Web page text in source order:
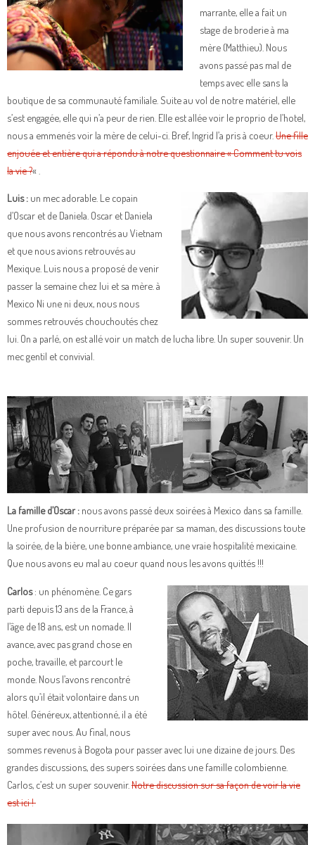
marrante, elle a fait un
stage de broderie à ma
mère (Matthieu). Nous
avons passé pas mal de
temps avec elle sans la
boutique de sa communauté familiale. Suite au vol de notre matériel, elle
s’est engagée, elle qui n’a peur de rien. Elle est allée voir le proprio de l’hotel,
nous a emmenés voir la mère de celui-ci. Bref, Ingrid l’a pris à coeur. Une fille
enjouée et entière qui a répondu à notre questionnaire « Comment tu vois
la vie ?« .
Luis : un mec adorable. Le copain
d’Oscar et de Daniela. Oscar et Daniela
que nous avons rencontrés au Vietnam
et que nous avions retrouvés au
Mexique. Luis nous a proposé de venir
passer la semaine chez lui et sa mère. à
Mexico Ni une ni deux, nous nous
sommes retrouvés chouchoutés chez
lui. On a parlé, on est allé voir un match de lucha libre. Un super souvenir. Un
mec gentil et convivial.
La famille d’Oscar : nous avons passé deux soirées à Mexico dans sa famille.
Une profusion de nourriture préparée par sa maman, des discussions toute
la soirée, de la bière, une bonne ambiance, une vraie hospitalité mexicaine.
Que nous avons eu mal au coeur quand nous les avons quittés !!!
Carlos: un phénomène. Ce gars
parti depuis 13 ans de la France, à
l’âge de 18 ans, est un nomade. Il
avance, avec pas grand chose en
poche, travaille, et parcourt le
monde. Nous l’avons rencontré
alors qu’il était volontaire dans un
hôtel. Généreux, attentionné, il a été
super avec nous. Au final, nous
sommes revenus à Bogota pour passer avec lui une dizaine de jours. Des
grandes discussions, des supers soirées dans une famille colombienne.
Carlos, c’est un super souvenir. Notre discussion sur sa façon de voir la vie
est ici !